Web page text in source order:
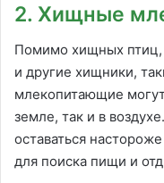
2. Хищные
Помимо хищных птиц,
и другие хищники,
млекопитающие
земле, так и в
оставаться
для поиска пищи и